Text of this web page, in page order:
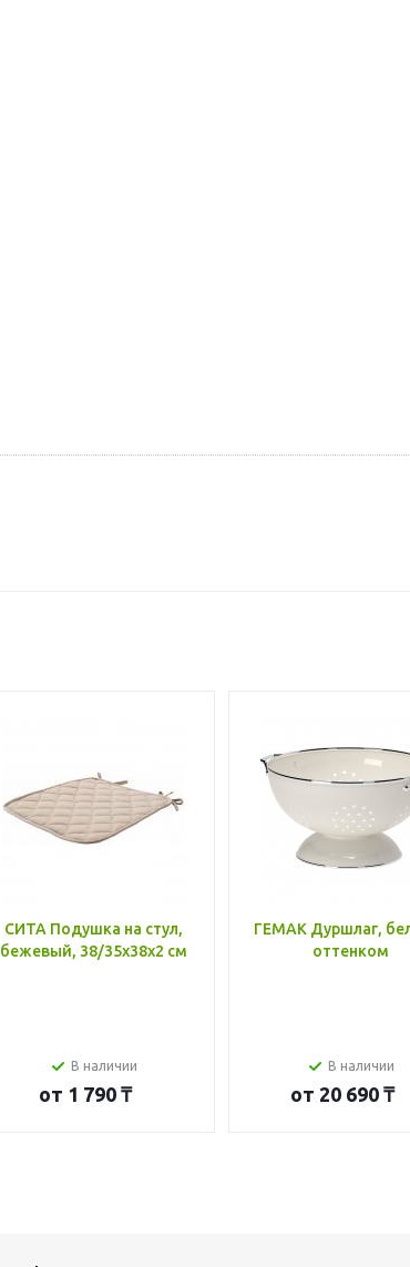
СИТА Подушка на стул,
бежевый, 38/35x38x2 см
В наличии
от 1 790 ₸
ГЕМАК Дуршлаг,
оттенком
В наличии
от 20 690 ₸